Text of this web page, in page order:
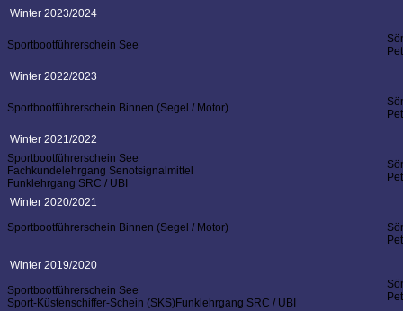
Winter 2023/2024
Sportbootführerschein See
Winter 2022/2023
Sportbootführerschein Binnen (Segel / Motor)
Winter 2021/2022
Sportbootführerschein See
Fachkundelehrgang Senotsignalmittel
Funklehrgang SRC / UBI
Winter 2020/2021
Sportbootführerschein Binnen (Segel / Motor)
Winter 2019/2020
Sportbootführerschein See
Sport-Küstenschiffer-Schein (SKS)Funklehrgang SRC / UBI